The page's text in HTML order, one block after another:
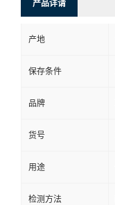
产品详请
产地
保存条件
品牌
货号
用途
检测方法